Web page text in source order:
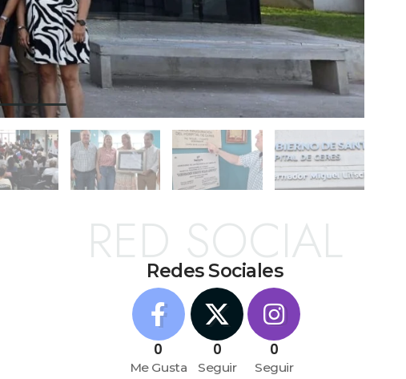
Redes Sociales
RED SOCIAL
0
Me Gusta
0
Seguir
0
Seguir